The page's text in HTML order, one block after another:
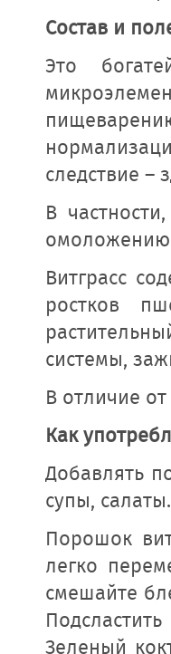
Состав и
Это
следствие –
В
Витграсс
ростков
системы,
В отличие
Как
Добавлять
супы, салаты.
Порошок
легко
смешайте